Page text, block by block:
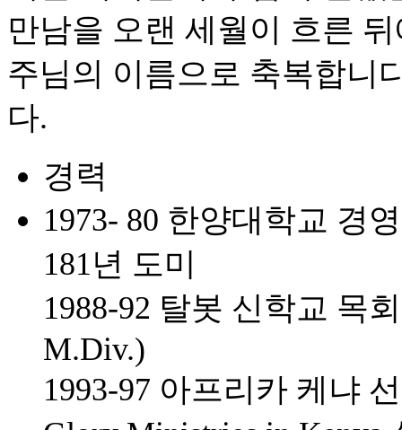
만남을 오랜 세월이 흐른
주님의 이름으로 축복합니
다.
경력
1973- 80 한양대학교 경
181년 도미
1988-92 탈봇 신학교 목
M.Div.)
1993-97 아프리카 케냐